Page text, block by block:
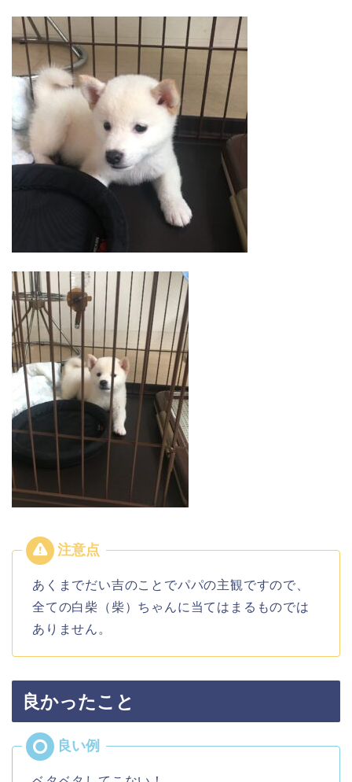
あくまでだい吉のことでパパの主観ですので、
全ての白柴（柴）ちゃんに当てはまるものでは
ありません。
良かったこと